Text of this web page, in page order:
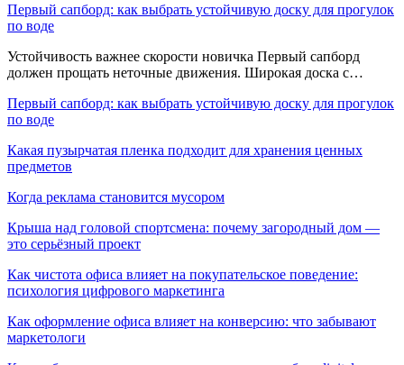
Первый сапборд: как выбрать устойчивую доску для прогулок
по воде
Устойчивость важнее скорости новичка Первый сапборд
должен прощать неточные движения. Широкая доска с…
Первый сапборд: как выбрать устойчивую доску для прогулок
по воде
Какая пузырчатая пленка подходит для хранения ценных
предметов
Когда реклама становится мусором
Крыша над головой спортсмена: почему загородный дом —
это серьёзный проект
Как чистота офиса влияет на покупательское поведение:
психология цифрового маркетинга
Как оформление офиса влияет на конверсию: что забывают
маркетологи